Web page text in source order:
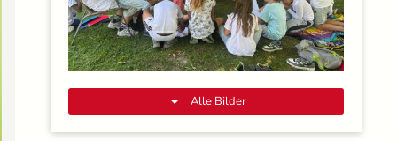
Alle Bilder